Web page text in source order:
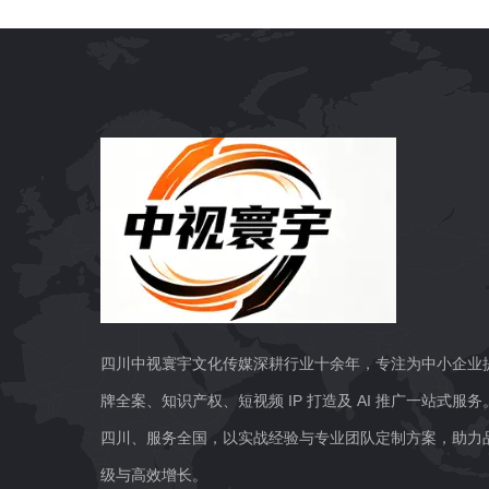
四川中视寰宇文化传媒深耕行业十余年，专注为中小企业
牌全案、知识产权、短视频 IP 打造及 AI 推广一站式服务
四川、服务全国，以实战经验与专业团队定制方案，助力
级与高效增长。